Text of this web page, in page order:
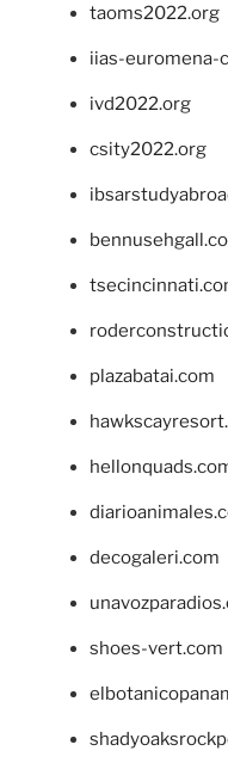
taoms2022.org
iias-euromena-
ivd2022.org
csity2022.org
plazabatai.com
decogaleri.com
shoes-vert.com